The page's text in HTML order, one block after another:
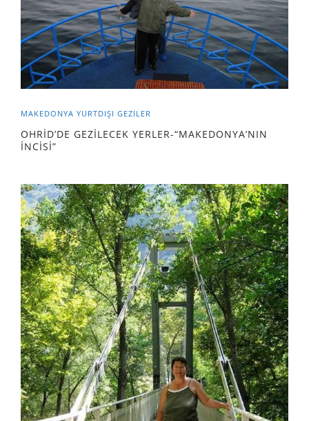
MAKEDONYA YURTDIŞI GEZILER
OHRİD’DE GEZİLECEK YERLER-“MAKEDONYA’NIN
İNCİSİ”